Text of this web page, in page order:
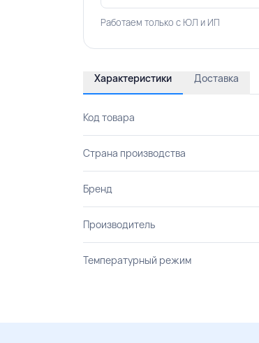
Работаем только с ЮЛ и ИП
Характеристики Доставка
Код товара
Страна производства
Бренд
Производитель
Температурный режим